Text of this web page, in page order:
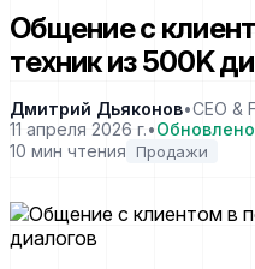
Общение с
техник из 500K
Дмитрий Дьяконов•CEO &
11 апреля 2026 г.•Обновлено
10 мин чтения Продажи